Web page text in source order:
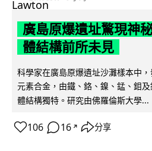
廣島原爆遺址驚現神
體結構前所未見
科學家在廣島原爆遺址沙灘樣本中
元素合金，由鐵、鉻、鎳、錳、鉬
體結構獨特。研究由佛羅倫斯大學...
106 16 ↗ 分享